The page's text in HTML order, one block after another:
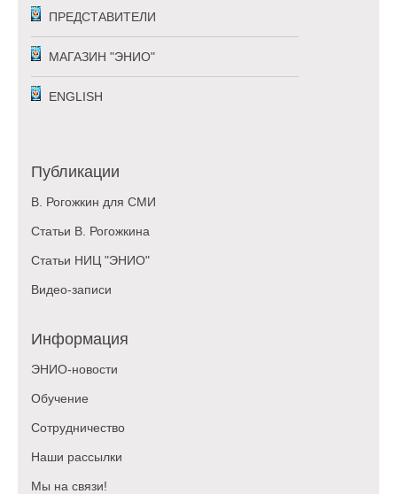
ПРЕДСТАВИТЕЛИ
МАГАЗИН "ЭНИО"
ENGLISH
Публикации
В. Рогожкин для СМИ
Статьи В. Рогожкина
Статьи НИЦ "ЭНИО"
Видео-записи
Информация
ЭНИО-новости
Обучение
Сотрудничество
Наши рассылки
Мы на связи!